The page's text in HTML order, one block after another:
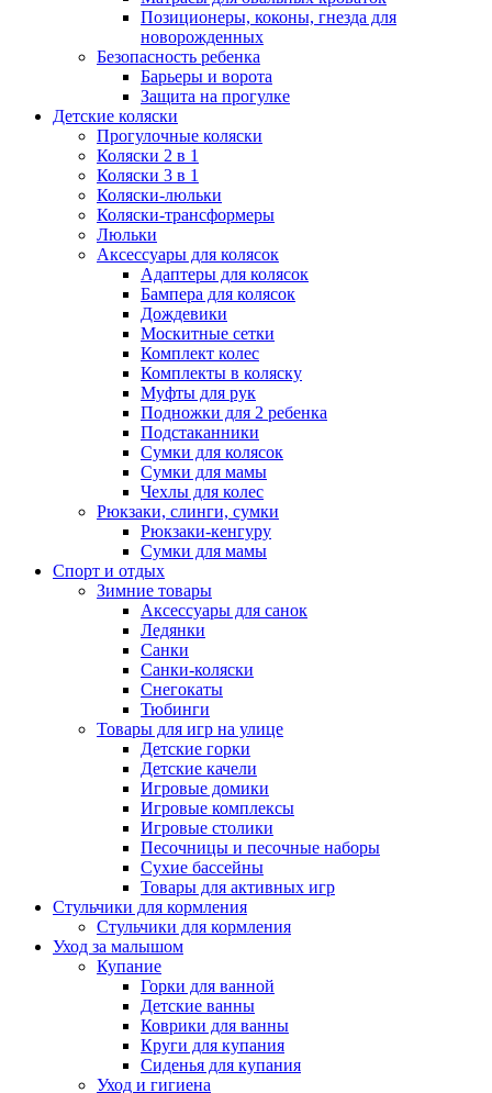
Позиционеры, коконы, гнезда для
новорожденных
Безопасность ребенка
Барьеры и ворота
Защита на прогулке
Детские коляски
Прогулочные коляски
Коляски 2 в 1
Коляски 3 в 1
Коляски-люльки
Коляски-трансформеры
Люльки
Аксессуары для колясок
Адаптеры для колясок
Бампера для колясок
Дождевики
Москитные сетки
Комплект колес
Комплекты в коляску
Муфты для рук
Подножки для 2 ребенка
Подстаканники
Сумки для колясок
Сумки для мамы
Чехлы для колес
Рюкзаки, слинги, сумки
Рюкзаки-кенгуру
Сумки для мамы
Спорт и отдых
Зимние товары
Аксессуары для санок
Ледянки
Санки
Санки-коляски
Снегокаты
Тюбинги
Товары для игр на улице
Детские горки
Детские качели
Игровые домики
Игровые комплексы
Игровые столики
Песочницы и песочные наборы
Сухие бассейны
Товары для активных игр
Стульчики для кормления
Стульчики для кормления
Уход за малышом
Купание
Горки для ванной
Детские ванны
Коврики для ванны
Круги для купания
Сиденья для купания
Уход и гигиена